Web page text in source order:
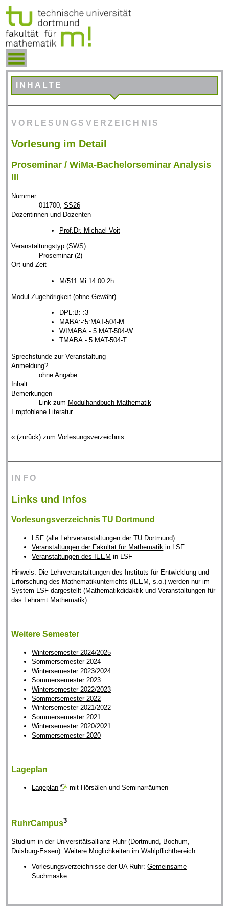
INHALTE
VORLESUNGSVERZEICHNIS
Vorlesung im Detail
Proseminar / WiMa-Bachelorseminar Analysis
III
Nummer
011700, SS26
Dozentinnen und Dozenten
Prof.Dr. Michael Voit
Veranstaltungstyp (SWS)
Proseminar (2)
Ort und Zeit
M/511 Mi 14:00 2h
Modul-Zugehörigkeit (ohne Gewähr)
DPL:B:-:3
MABA:-:5:MAT-504-M
WIMABA:-:5:MAT-504-W
TMABA:-:5:MAT-504-T
Sprechstunde zur Veranstaltung
Anmeldung?
ohne Angabe
Inhalt
Bemerkungen
Link zum Modulhandbuch Mathematik
Empfohlene Literatur
« (zurück) zum Vorlesungsverzeichnis
INFO
Links und Infos
Vorlesungsverzeichnis TU Dortmund
LSF (alle Lehrveranstaltungen der TU Dortmund)
Veranstaltungen der Fakultät für Mathematik in LSF
Veranstaltungen des IEEM in LSF
Hinweis: Die Lehrveranstaltungen des Instituts für Entwicklung und
Erforschung des Mathematikunterrichts (IEEM, s.o.) werden nur im
System LSF dargestellt (Mathematikdidaktik und Veranstaltungen für
das Lehramt Mathematik).
Weitere Semester
Wintersemester 2024/2025
Sommersemester 2024
Wintersemester 2023/2024
Sommersemester 2023
Wintersemester 2022/2023
Sommersemester 2022
Wintersemester 2021/2022
Sommersemester 2021
Wintersemester 2020/2021
Sommersemester 2020
Lageplan
Lageplan mit Hörsälen und Seminarräumen
RuhrCampus3
Studium in der Universitätsallianz Ruhr (Dortmund, Bochum,
Duisburg-Essen): Weitere Möglichkeiten im Wahlpflichtbereich
Vorlesungsverzeichnisse der UA Ruhr:Gemeinsame
Suchmaske